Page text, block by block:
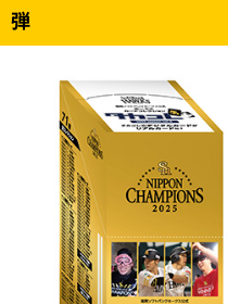
弾